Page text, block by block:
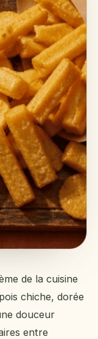
de la cuisine
chiche, dorée
douceur
entre